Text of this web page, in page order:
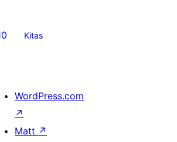
Kitas
WordPress.com
↗
Matt ↗